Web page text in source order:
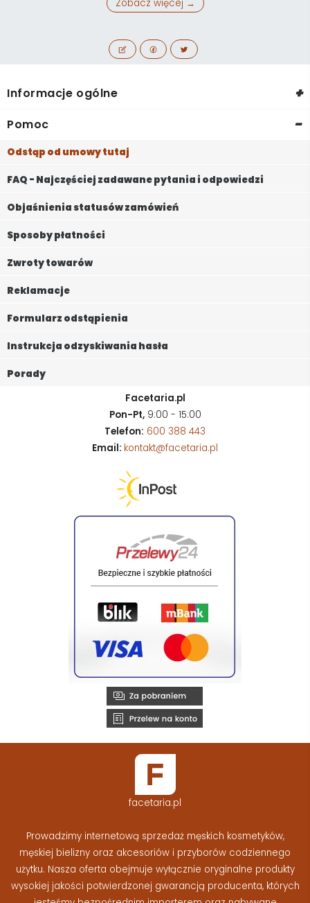
Zobacz więcej →
Informacje ogólne +
Pomoc -
Odstąp od umowy tutaj
FAQ - Najczęściej zadawane pytania i odpowiedzi
Objaśnienia statusów zamówień
Sposoby płatności
Zwroty towarów
Reklamacje
Formularz odstąpienia
Instrukcja odzyskiwania hasła
Porady
Facetaria.pl
Pon-Pt,9:00 - 15:00
Telefon: 600 388 443
Email: kontakt@facetaria.pl
facetaria.pl
Prowadzimy internetową sprzedaż męskich kosmetyków,
męskiej bielizny oraz akcesoriów i przyborów codziennego
użytku. Nasza oferta obejmuje wyłącznie oryginalne produkty
wysokiej jakości potwierdzonej gwarancją producenta, których